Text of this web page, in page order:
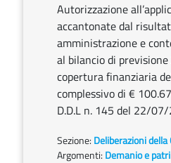
Autorizzazione
accantonate dal
amministrazione e
al bilancio di
copertura finanziaria
complessivo di €
D.D.L n. 145 del 22/
Sezione: Deliberazioni
Argomenti: Demanio e